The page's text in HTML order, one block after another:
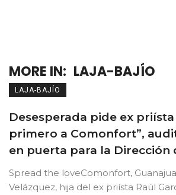
MORE IN: LAJA-BAJÍO
LAJA-BAJÍO
Desesperada pide ex
primero a Comonfort”,
en puerta para la Dirección
Spread the loveComonfort,
Velázquez, hija del ex priísta Raúl